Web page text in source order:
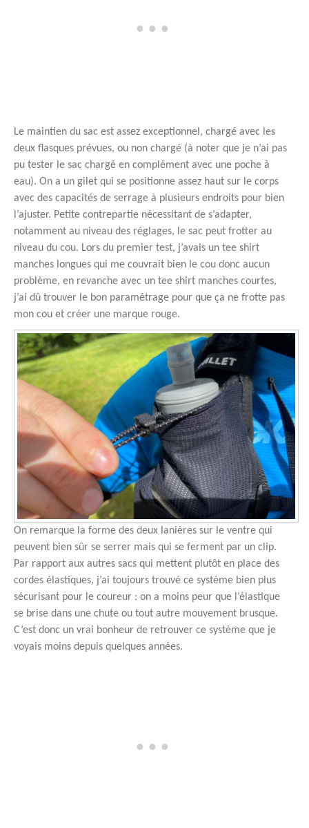
Le maintien du sac est assez exceptionnel, chargé avec les
deux flasques prévues, ou non chargé (à noter que je n’ai pas
pu tester le sac chargé en complément avec une poche à
eau). On a un gilet qui se positionne assez haut sur le corps
avec des capacités de serrage à plusieurs endroits pour bien
l’ajuster. Petite contrepartie nécessitant de s’adapter,
notamment au niveau des réglages, le sac peut frotter au
niveau du cou. Lors du premier test, j’avais un tee shirt
manches longues qui me couvrait bien le cou donc aucun
problème, en revanche avec un tee shirt manches courtes,
j’ai dû trouver le bon paramétrage pour que ça ne frotte pas
mon cou et créer une marque rouge.
On remarque la forme des deux lanières sur le ventre qui
peuvent bien sûr se serrer mais qui se ferment par un clip.
Par rapport aux autres sacs qui mettent plutôt en place des
cordes élastiques, j’ai toujours trouvé ce système bien plus
sécurisant pour le coureur : on a moins peur que l’élastique
se brise dans une chute ou tout autre mouvement brusque.
C’est donc un vrai bonheur de retrouver ce système que je
voyais moins depuis quelques années.